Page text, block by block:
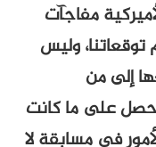
مفاجآت
وليس
إلى من
على ما كانت
في مسابقة لا